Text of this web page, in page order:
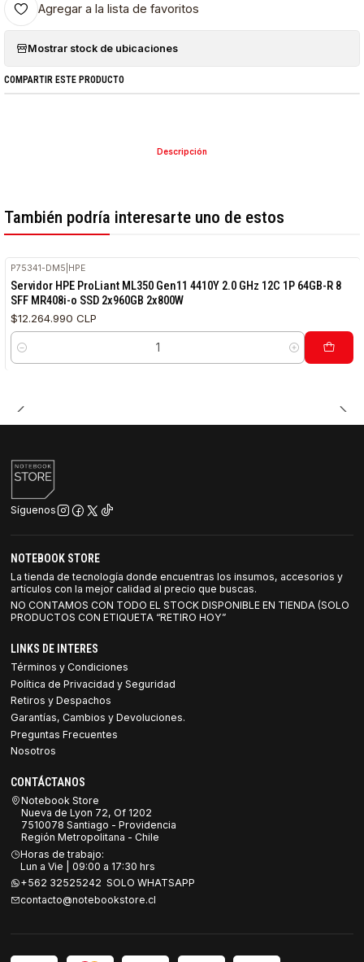
Agregar a la lista de favoritos
Mostrar stock de ubicaciones
COMPARTIR ESTE PRODUCTO
Descripción
También podría interesarte uno de estos
P75341-DM5 HPE
Servidor HPE ProLiant ML350 Gen11 4410Y 2.0 GHz 12C 1P 64GB-R 8
SFF MR408i-o SSD 2x960GB 2x800W
$12.264.990 CLP
Cantidad
Síguenos
NOTEBOOK STORE
La tienda de tecnología donde encuentras los insumos, accesorios y
artículos con la mejor calidad al precio que buscas.
NO CONTAMOS CON TODO EL STOCK DISPONIBLE EN TIENDA (SOLO
PRODUCTOS CON ETIQUETA “RETIRO HOY”
LINKS DE INTERES
Términos y Condiciones
Política de Privacidad y Seguridad
Retiros y Despachos
Garantías, Cambios y Devoluciones.
Preguntas Frecuentes
Nosotros
CONTÁCTANOS
Notebook Store
Nueva de Lyon 72, Of 1202
7510078 Santiago - Providencia
Región Metropolitana - Chile
Horas de trabajo:
Lun a Vie | 09:00 a 17:30 hrs
+562 32525242 SOLO WHATSAPP
contacto@notebookstore.cl